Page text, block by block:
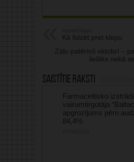
Kā līdzēt pret klepu
Zāļu patēriņš oktobrī –
lielāks nekā
Saistītie raksti
Farmaceitisko
vairumtirgotāja
apgrozījums pērn
84,4%